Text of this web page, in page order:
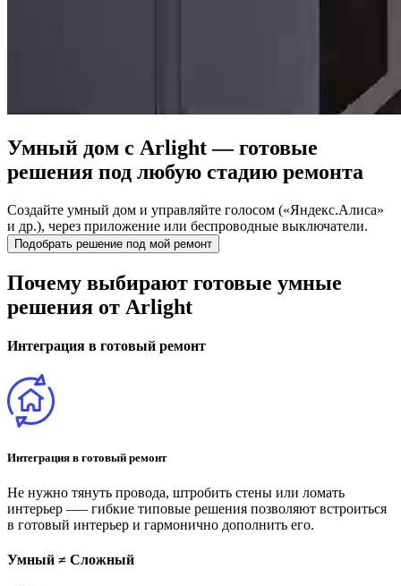
Умный дом с Arlight —готовые
решения под любую стадию ремонта
Создайте умный дом и управляйте голосом («Яндекс.Алиса»
и др.), через приложение или беспроводные выключатели.
Подобрать решение под мой ремонт
Почему выбирают готовые умные
решения от Arlight
Интеграция в готовый ремонт
Интеграция в готовый ремонт
Не нужно тянуть провода, штробить стены или ломать
интерьер —– гибкие типовые решения позволяют встроиться
в готовый интерьер и гармонично дополнить его.
Умный ≠ Сложный